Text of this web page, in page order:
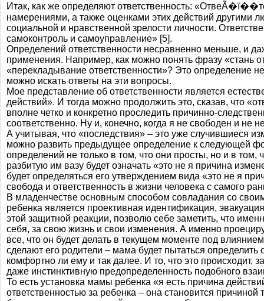
Итак, как же определяют ответственность:
намерениями, а также оценками этих действий другими
социальной и нравственной зрелости личности.
самоконтроль и самоуправление» [5].
Определений ответственности несравненно меньше, и
применения. Например, как можно понять фразу «стань
«перекладывание ответственности»? Это определение
можно искать ответы на эти вопросы.
Мое представление об ответственности является
действий». И тогда можно продолжить это, сказав, что
вполне четко и конкретно проследить причинно-
соответственно. Ну и, конечно, когда я не свободен и не
А учитывая, что «последствия» – это уже случившиеся
можно развить предыдущее определение к следующей
определений не только в том, что они просты, но и в
разбитую им вазу будет означать «это не я причина
будет определяться его утверждением вида «это не я
свобода и ответственность в жизни человека с самого
В младенчестве основным способом совладания со
ребенка является проективная идентификация,
этой защитной реакции, позволю себе заметить, что
себя, за свою жизнь и свои изменения. А именно
все, что он будет делать в текущем моменте под
сделают его родители – мама будет пытаться
комфортно ли ему и так далее. И то, что это происходит,
даже инстинктивную предопределенность подобного
То есть установка мамы ребенка «я есть причина
ответственностью за ребенка – она становится